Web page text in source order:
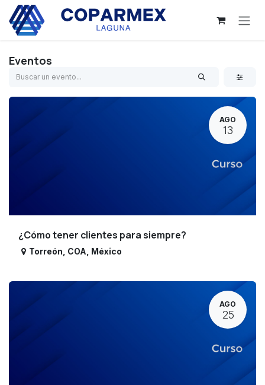
Ir al contenido
Eventos
AGO
13
¿Cómo tener clientes para siempre?
Torreón COA México
AGO
25